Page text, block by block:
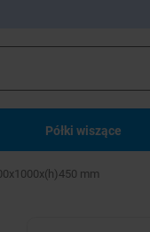
Półki wiszące
mm